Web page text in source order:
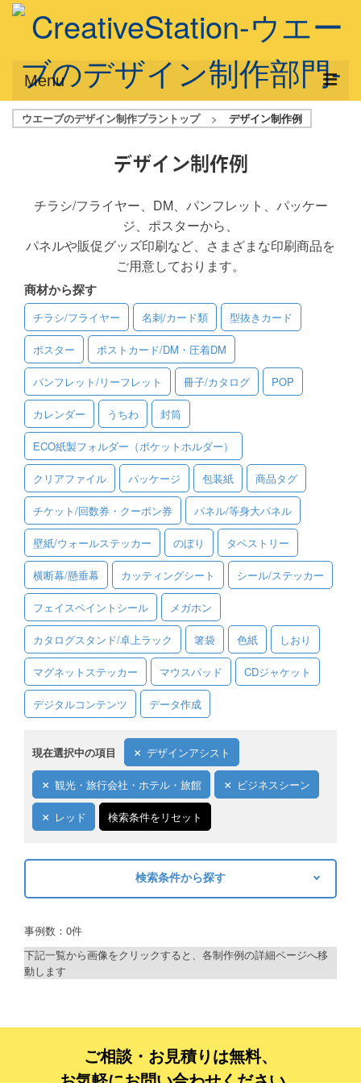
Menu
サービス概要
デザインプラン
フルデザイン
データ修正
写真からイラスト作成
デザイン制作例
ご利用料金
ご利用ガイド
ご利用の流れ
ご注文方法について
キャンセルについて
FAQ（よくあるご質問）
資料をダウンロード
ご利用規約
お見積り・お問合せ
ウエーブのデザイン制作プラントップ > デザイン制作例
デザイン制作例
チラシ/フライヤー、DM、パンフレット、パッケー
ジ、ポスターから、
パネルや販促グッズ印刷など、さまざまな印刷商品を
ご用意しております。
商材から探す
チラシ/フライヤー 名刺/カード類 型抜きカード
ポスター ポストカード/DM・圧着DM
パンフレット/リーフレット 冊子/カタログ POP
カレンダー うちわ 封筒
ECO紙製フォルダー（ポケットホルダー）
クリアファイル パッケージ 包装紙 商品タグ
チケット/回数券・クーポン券 パネル/等身大パネル
壁紙/ウォールステッカー のぼり タペストリー
横断幕/懸垂幕 カッティングシート シール/ステッカー
フェイスペイントシール メガホン
カタログスタンド/卓上ラック 箸袋 色紙 しおり
マグネットステッカー マウスパッド CDジャケット
デジタルコンテンツ データ作成
現在選択中の項目 デザインアシスト
観光・旅行会社・ホテル・旅館 ビジネスシーン
レッド 検索条件をリセット
検索条件から探す
制作プランで探す
ベーシックコース
シルバーコース
事例数：0件
下記一覧から画像をクリックすると、各制作例の詳細ページへ移
動します
ご相談・お見積りは無料、